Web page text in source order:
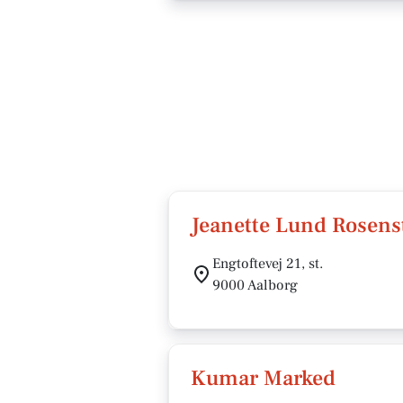
Jeanette Lund
Engtoftevej 21, st.
9000 Aalborg
Kumar Marked